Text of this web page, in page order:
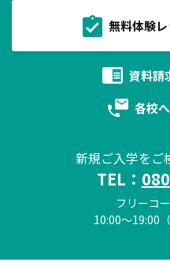
無料体験
資料請
各校
新規ご入学をご
TEL：
フリーコ
10:00～19:00